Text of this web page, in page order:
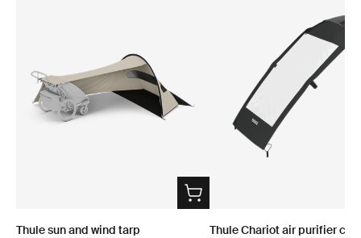
Thule sun and wind tarp
Thule Chariot air purifier